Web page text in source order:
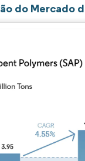
do Mercado